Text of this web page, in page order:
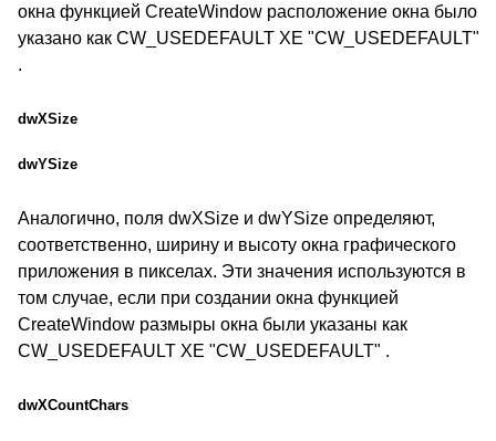
окна функцией CreateWindow расположение окна было
указано как CW_USEDEFAULT XE "CW_USEDEFAULT"
.
dwXSize
dwYSize
Аналогично, поля dwXSize и dwYSize определяют,
соответственно, ширину и высоту окна графического
приложения в пикселах. Эти значения используются в
том случае, если при создании окна функцией
CreateWindow размыры окна были указаны как
CW_USEDEFAULT XE "CW_USEDEFAULT" .
dwXCountChars